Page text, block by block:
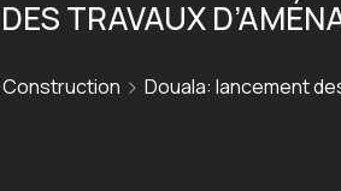
TRAVAUX
Construction Douala: lancement